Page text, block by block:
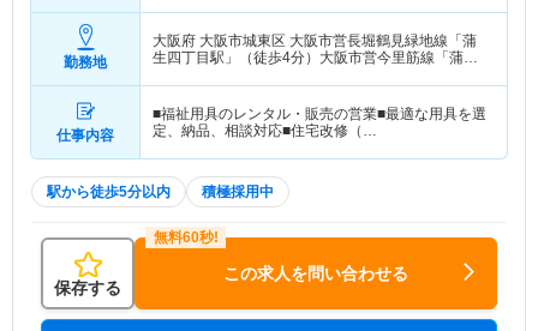
例
勤務地
大阪府 大阪市城東区 大阪市営長堀鶴見緑地線「蒲
生四丁目駅」（徒歩4分）大阪市営今里筋線「蒲生
仕事内容
■福祉用具のレンタル・販売の営業■最適な用具を選
定、納品、相談対応■住宅改修（…
駅から徒歩5分以内 積極採用中
保存する
この求人を問い合わせる